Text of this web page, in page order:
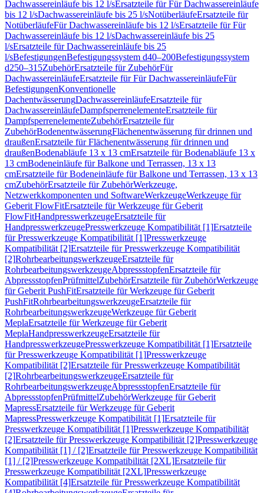
Dachwassereinläufe bis 12 l/sErsatzteile für Für Dachwassereinläufe
bis 12 l/sDachwassereinläufe bis 25 l/sNotüberläufeErsatzteile für
NotüberläufeFür Dachwassereinläufe bis 12 l/sErsatzteile für Für
Dachwassereinläufe bis 12 l/sDachwassereinläufe bis 25
l/sErsatzteile für Dachwassereinläufe bis 25
l/sBefestigungenBefestigungssystem d40–200Befestigungssystem
d250–315ZubehörErsatzteile für ZubehörFür
DachwassereinläufeErsatzteile für Für DachwassereinläufeFür
BefestigungenKonventionelle
DachentwässerungDachwassereinläufeErsatzteile für
DachwassereinläufeDampfsperrenelementeErsatzteile für
DampfsperrenelementeZubehörErsatzteile für
ZubehörBodenentwässerungFlächenentwässerung für drinnen und
draußenErsatzteile für Flächenentwässerung für drinnen und
draußenBodenabläufe 13 x 13 cmErsatzteile für Bodenabläufe 13 x
13 cmBodeneinläufe für Balkone und Terrassen, 13 x 13
cmErsatzteile für Bodeneinläufe für Balkone und Terrassen, 13 x 13
cmZubehörErsatzteile für ZubehörWerkzeuge,
Netzwerkkomponenten und SoftwareWerkzeugeWerkzeuge für
Geberit FlowFitErsatzteile für Werkzeuge für Geberit
FlowFitHandpresswerkzeugeErsatzteile für
HandpresswerkzeugePresswerkzeuge Kompatibilität [1]Ersatzteile
für Presswerkzeuge Kompatibilität [1]Presswerkzeuge
Kompatibilität [2]Ersatzteile für Presswerkzeuge Kompatibilität
[2]RohrbearbeitungswerkzeugeErsatzteile für
RohrbearbeitungswerkzeugeAbpressstopfenErsatzteile für
AbpressstopfenPrüfmittelZubehörErsatzteile für ZubehörWerkzeuge
für Geberit PushFitErsatzteile für Werkzeuge für Geberit
PushFitRohrbearbeitungswerkzeugeErsatzteile für
RohrbearbeitungswerkzeugeWerkzeuge für Geberit
MeplaErsatzteile für Werkzeuge für Geberit
MeplaHandpresswerkzeugeErsatzteile für
HandpresswerkzeugePresswerkzeuge Kompatibilität [1]Ersatzteile
für Presswerkzeuge Kompatibilität [1]Presswerkzeuge
Kompatibilität [2]Ersatzteile für Presswerkzeuge Kompatibilität
[2]RohrbearbeitungswerkzeugeErsatzteile für
RohrbearbeitungswerkzeugeAbpressstopfenErsatzteile für
AbpressstopfenPrüfmittelZubehörWerkzeuge für Geberit
MapressErsatzteile für Werkzeuge für Geberit
MapressPresswerkzeuge Kompatibilität [1]Ersatzteile für
Presswerkzeuge Kompatibilität [1]Presswerkzeuge Kompatibilität
[2]Ersatzteile für Presswerkzeuge Kompatibilität [2]Presswerkzeuge
Kompatibilität [1] / [2]Ersatzteile für Presswerkzeuge Kompatibilität
[1] / [2]Presswerkzeuge Kompatibilität [2XL]Ersatzteile für
Presswerkzeuge Kompatibilität [2XL]Presswerkzeuge
Kompatibilität [4]Ersatzteile für Presswerkzeuge Kompatibilität